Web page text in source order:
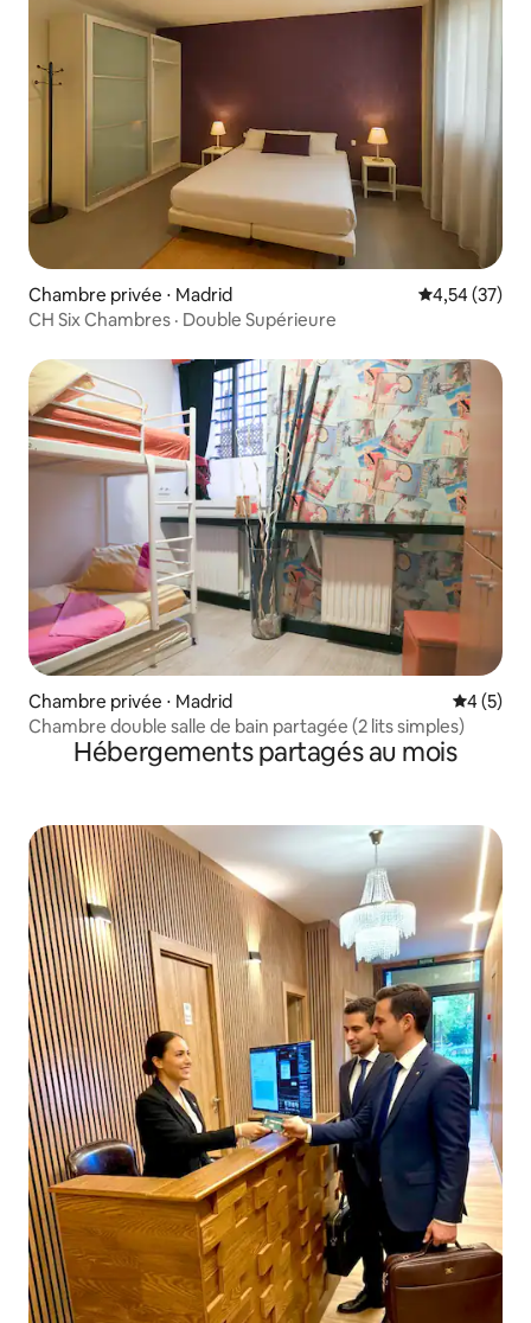
Chambre privée ⋅ Madrid Évaluation
4,54 (37)
CH Six Chambres · Double Supérieure
Chambre privée ⋅ Madrid
4 (5)
Chambre double salle de bain partagée (2 lits simples)
Hébergements partagés au mois